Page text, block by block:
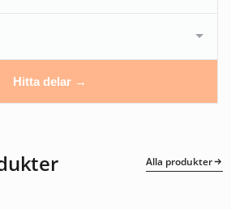
Hitta delar →
Alla produkter